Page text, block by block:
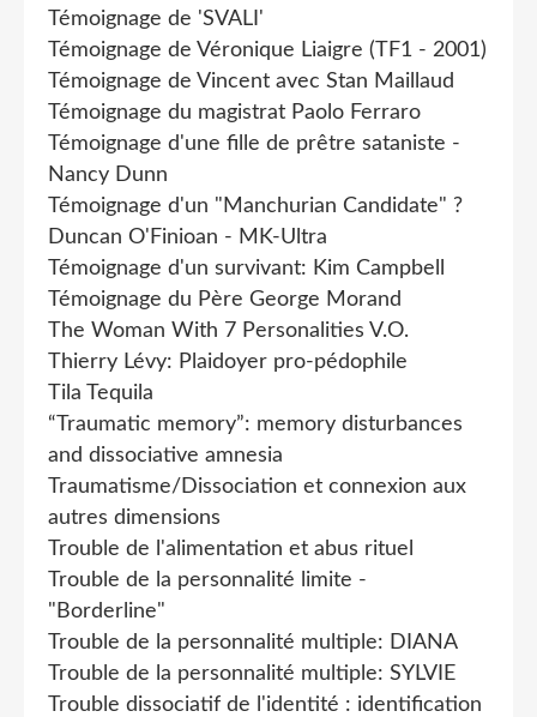
Témoignage de 'SVALI'
Témoignage de Véronique Liaigre (TF1 - 2001)
Témoignage de Vincent avec Stan Maillaud
Témoignage du magistrat Paolo Ferraro
Témoignage d'une fille de prêtre sataniste -
Nancy Dunn
Témoignage d'un "Manchurian Candidate" ?
Duncan O'Finioan - MK-Ultra
Témoignage d'un survivant: Kim Campbell
Témoignage du Père George Morand
The Woman With 7 Personalities V.O.
Thierry Lévy: Plaidoyer pro-pédophile
Tila Tequila
“Traumatic memory”: memory disturbances
and dissociative amnesia
Traumatisme/Dissociation et connexion aux
autres dimensions
Trouble de l'alimentation et abus rituel
Trouble de la personnalité limite -
"Borderline"
Trouble de la personnalité multiple: DIANA
Trouble de la personnalité multiple: SYLVIE
Trouble dissociatif de l'identité : identification